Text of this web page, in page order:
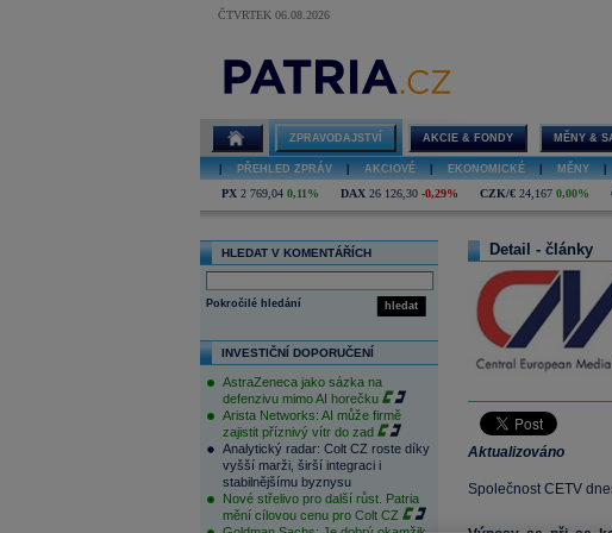
ČTVRTEK 06.08.2026
ZPRAVODAJSTVÍ AKCIE & FONDY MĚNY &
PŘEHLED ZPRÁV AKCIOVÉ EKONOMICKÉ MĚNY
PX 2 769,04 0,11% DAX 26 126,30 -0,29% CZK/€ 24,167 0,00%
HLEDAT V KOMENTÁŘÍCH
hledat
Pokročilé hledání
INVESTIČNÍ DOPORUČENÍ
AstraZeneca jako sázka na
defenzivu mimo AI horečku
Arista Networks: AI může firmě
zajistit příznivý vítr do zad
Analytický radar: Colt CZ roste díky
vyšší marži, širší integraci i
stabilnějšímu byznysu
Nové střelivo pro další růst. Patria
mění cílovou cenu pro Colt CZ
Detail - články
Aktualizováno
Společnost CETV